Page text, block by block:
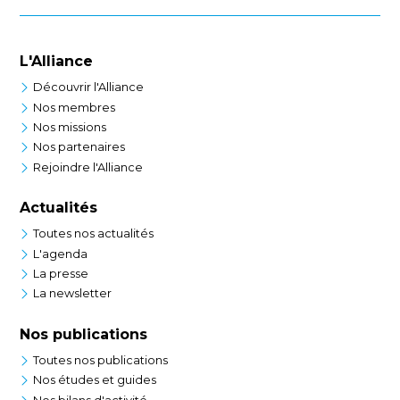
L'Alliance
Découvrir l'Alliance
Nos membres
Nos missions
Nos partenaires
Rejoindre l'Alliance
Actualités
Toutes nos actualités
L'agenda
La presse
La newsletter
Nos publications
Toutes nos publications
Nos études et guides